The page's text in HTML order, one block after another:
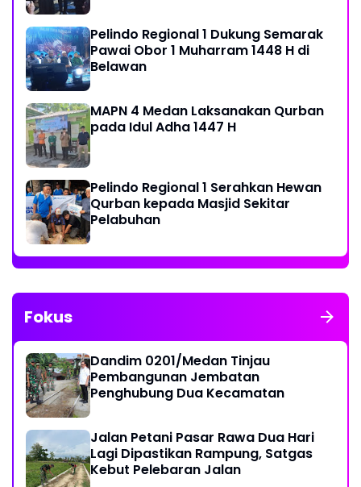
Pelindo Regional 1 Dukung Semarak
Pawai Obor 1 Muharram 1448 H di
Belawan
MAPN 4 Medan Laksanakan Qurban
pada Idul Adha 1447 H
Pelindo Regional 1 Serahkan Hewan
Qurban kepada Masjid Sekitar
Pelabuhan
Fokus
Dandim 0201/Medan Tinjau
Pembangunan Jembatan
Penghubung Dua Kecamatan
Jalan Petani Pasar Rawa Dua Hari
Lagi Dipastikan Rampung, Satgas
Kebut Pelebaran Jalan